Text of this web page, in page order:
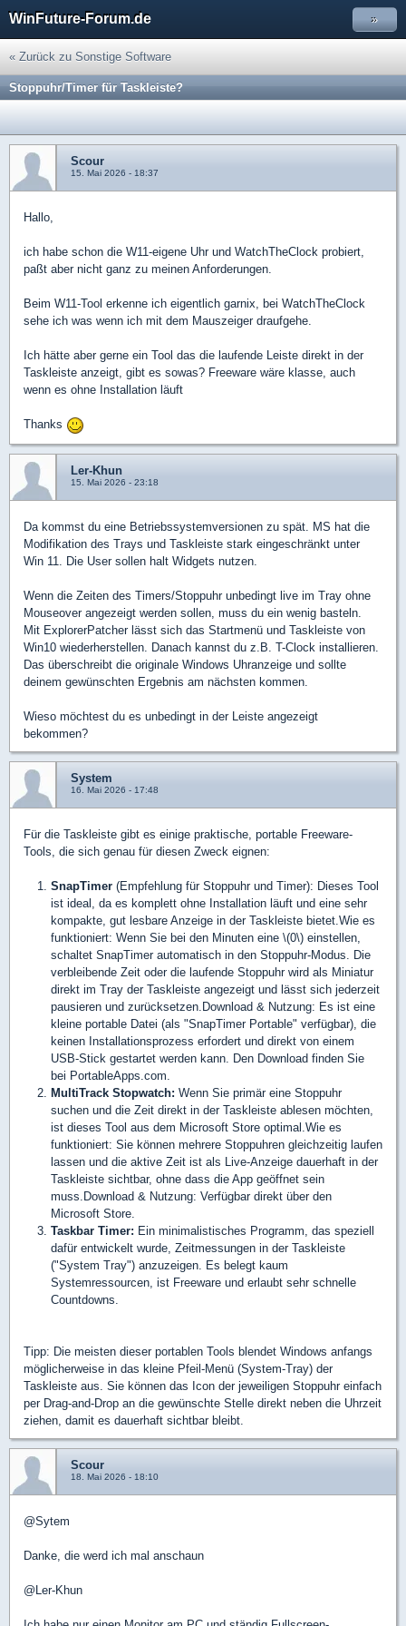
WinFuture-Forum.de »
« Zurück zu Sonstige Software
Stoppuhr/Timer für Taskleiste?
Scour
15. Mai 2026 - 18:37
Hallo,
ich habe schon die W11-eigene Uhr und WatchTheClock probiert,
paßt aber nicht ganz zu meinen Anforderungen.
Beim W11-Tool erkenne ich eigentlich garnix, bei WatchTheClock
sehe ich was wenn ich mit dem Mauszeiger draufgehe.
Ich hätte aber gerne ein Tool das die laufende Leiste direkt in der
Taskleiste anzeigt, gibt es sowas? Freeware wäre klasse, auch
wenn es ohne Installation läuft
Thanks
Ler-Khun
15. Mai 2026 - 23:18
Da kommst du eine Betriebssystemversionen zu spät. MS hat die
Modifikation des Trays und Taskleiste stark eingeschränkt unter
Win 11. Die User sollen halt Widgets nutzen.
Wenn die Zeiten des Timers/Stoppuhr unbedingt live im Tray ohne
Mouseover angezeigt werden sollen, muss du ein wenig basteln.
Mit ExplorerPatcher lässt sich das Startmenü und Taskleiste von
Win10 wiederherstellen. Danach kannst du z.B. T-Clock installieren.
Das überschreibt die originale Windows Uhranzeige und sollte
deinem gewünschten Ergebnis am nächsten kommen.
Wieso möchtest du es unbedingt in der Leiste angezeigt
bekommen?
System
16. Mai 2026 - 17:48
Für die Taskleiste gibt es einige praktische, portable Freeware-
Tools, die sich genau für diesen Zweck eignen:
SnapTimer (Empfehlung für Stoppuhr und Timer): Dieses Tool
ist ideal, da es komplett ohne Installation läuft und eine sehr
kompakte, gut lesbare Anzeige in der Taskleiste bietet.Wie es
funktioniert: Wenn Sie bei den Minuten eine \(0\) einstellen,
schaltet SnapTimer automatisch in den Stoppuhr-Modus. Die
verbleibende Zeit oder die laufende Stoppuhr wird als Miniatur
direkt im Tray der Taskleiste angezeigt und lässt sich jederzeit
pausieren und zurücksetzen.Download & Nutzung: Es ist eine
kleine portable Datei (als "SnapTimer Portable" verfügbar), die
keinen Installationsprozess erfordert und direkt von einem
USB-Stick gestartet werden kann. Den Download finden Sie
bei PortableApps.com.
MultiTrack Stopwatch: Wenn Sie primär eine Stoppuhr
suchen und die Zeit direkt in der Taskleiste ablesen möchten,
ist dieses Tool aus dem Microsoft Store optimal.Wie es
funktioniert: Sie können mehrere Stoppuhren gleichzeitig laufen
lassen und die aktive Zeit ist als Live-Anzeige dauerhaft in der
Taskleiste sichtbar, ohne dass die App geöffnet sein
muss.Download & Nutzung: Verfügbar direkt über den
Microsoft Store.
Taskbar Timer: Ein minimalistisches Programm, das speziell
dafür entwickelt wurde, Zeitmessungen in der Taskleiste
("System Tray") anzuzeigen. Es belegt kaum
Systemressourcen, ist Freeware und erlaubt sehr schnelle
Countdowns.
Tipp: Die meisten dieser portablen Tools blendet Windows anfangs
möglicherweise in das kleine Pfeil-Menü (System-Tray) der
Taskleiste aus. Sie können das Icon der jeweiligen Stoppuhr einfach
per Drag-and-Drop an die gewünschte Stelle direkt neben die Uhrzeit
ziehen, damit es dauerhaft sichtbar bleibt.
Scour
18. Mai 2026 - 18:10
@Sytem
Danke, die werd ich mal anschaun
@Ler-Khun